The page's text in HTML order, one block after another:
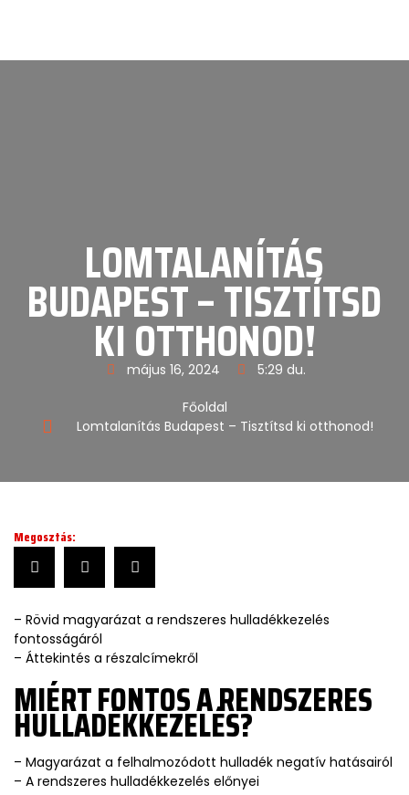
LOMTALANÍTÁS
BUDAPEST – TISZTÍTSD
KI OTTHONOD!
május 16, 2024 5:29 du.
Főoldal
Lomtalanítás Budapest – Tisztítsd ki otthonod!
Megosztás:
– Rövid magyarázat a rendszeres hulladékkezelés
fontosságáról
– Áttekintés a részalcímekről
MIÉRT FONTOS A RENDSZERES
HULLADÉKKEZELÉS?
– Magyarázat a felhalmozódott hulladék negatív hatásairól
– A rendszeres hulladékkezelés előnyei